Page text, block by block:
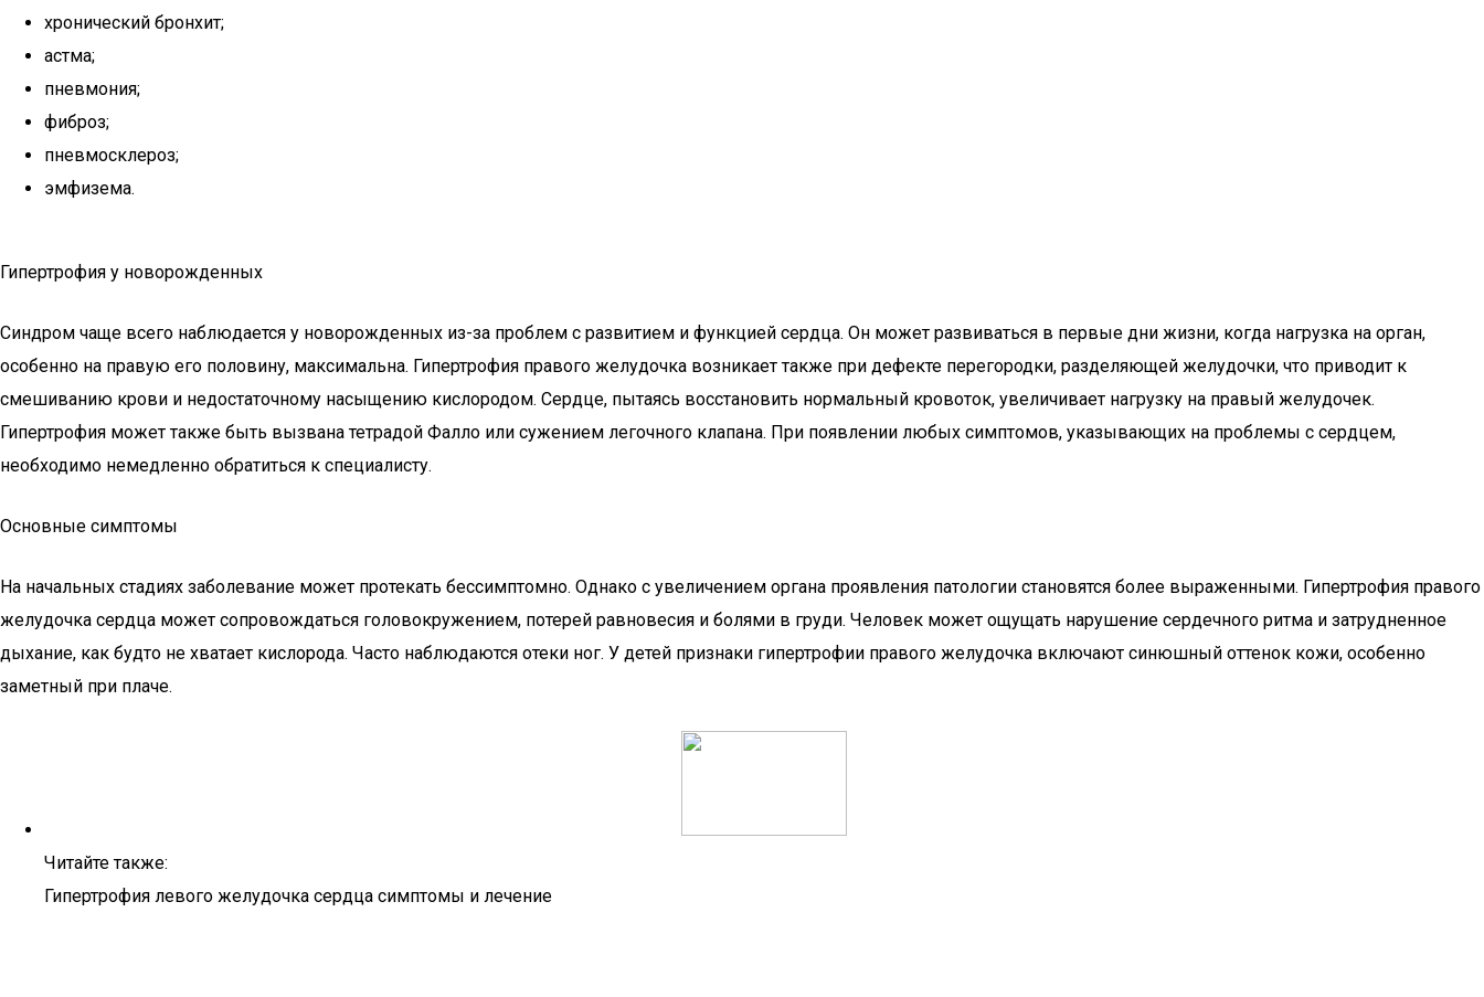
хронический бронхит;
астма;
пневмония;
фиброз;
пневмосклероз;
эмфизема.
Гипертрофия у новорожденных
Синдром чаще всего наблюдается у новорожденных из-за проблем с развитием и функцией сердца. Он может развиваться в первые дни жизни, когда нагрузка на орган,
особенно на правую его половину, максимальна. Гипертрофия правого желудочка возникает также при дефекте перегородки, разделяющей желудочки, что приводит к
смешиванию крови и недостаточному насыщению кислородом. Сердце, пытаясь восстановить нормальный кровоток, увеличивает нагрузку на правый желудочек.
Гипертрофия может также быть вызвана тетрадой Фалло или сужением легочного клапана. При появлении любых симптомов, указывающих на проблемы с сердцем,
необходимо немедленно обратиться к специалисту.
Основные симптомы
На начальных стадиях заболевание может протекать бессимптомно. Однако с увеличением органа проявления патологии становятся более выраженными. Гипертрофия правого
желудочка сердца может сопровождаться головокружением, потерей равновесия и болями в груди. Человек может ощущать нарушение сердечного ритма и затрудненное
дыхание, как будто не хватает кислорода. Часто наблюдаются отеки ног. У детей признаки гипертрофии правого желудочка включают синюшный оттенок кожи, особенно
заметный при плаче.
Читайте также:
Гипертрофия левого желудочка сердца симптомы и лечение